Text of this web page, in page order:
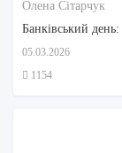
Олена Сітарчук
Банківський день:
05.03.2026
1154